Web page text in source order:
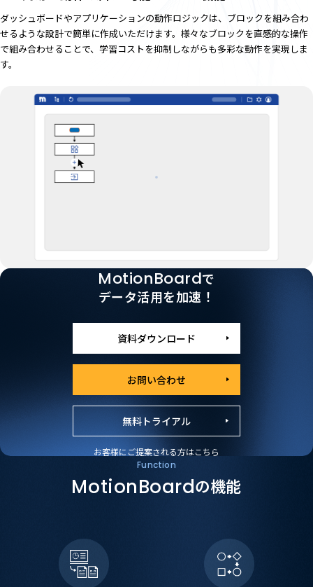
ダッシュボードやアプリケーションの動作ロジックは、ブロックを組み合わ
せるような設計で簡単に作成いただけます。様々なブロックを直感的な操作
で組み合わせることで、学習コストを抑制しながらも多彩な動作を実現しま
す。
MotionBoardで
データ活用を加速！
資料ダウンロード
お問い合わせ
無料トライアル
お客様にご提案される方はこちら
Function
MotionBoardの機能